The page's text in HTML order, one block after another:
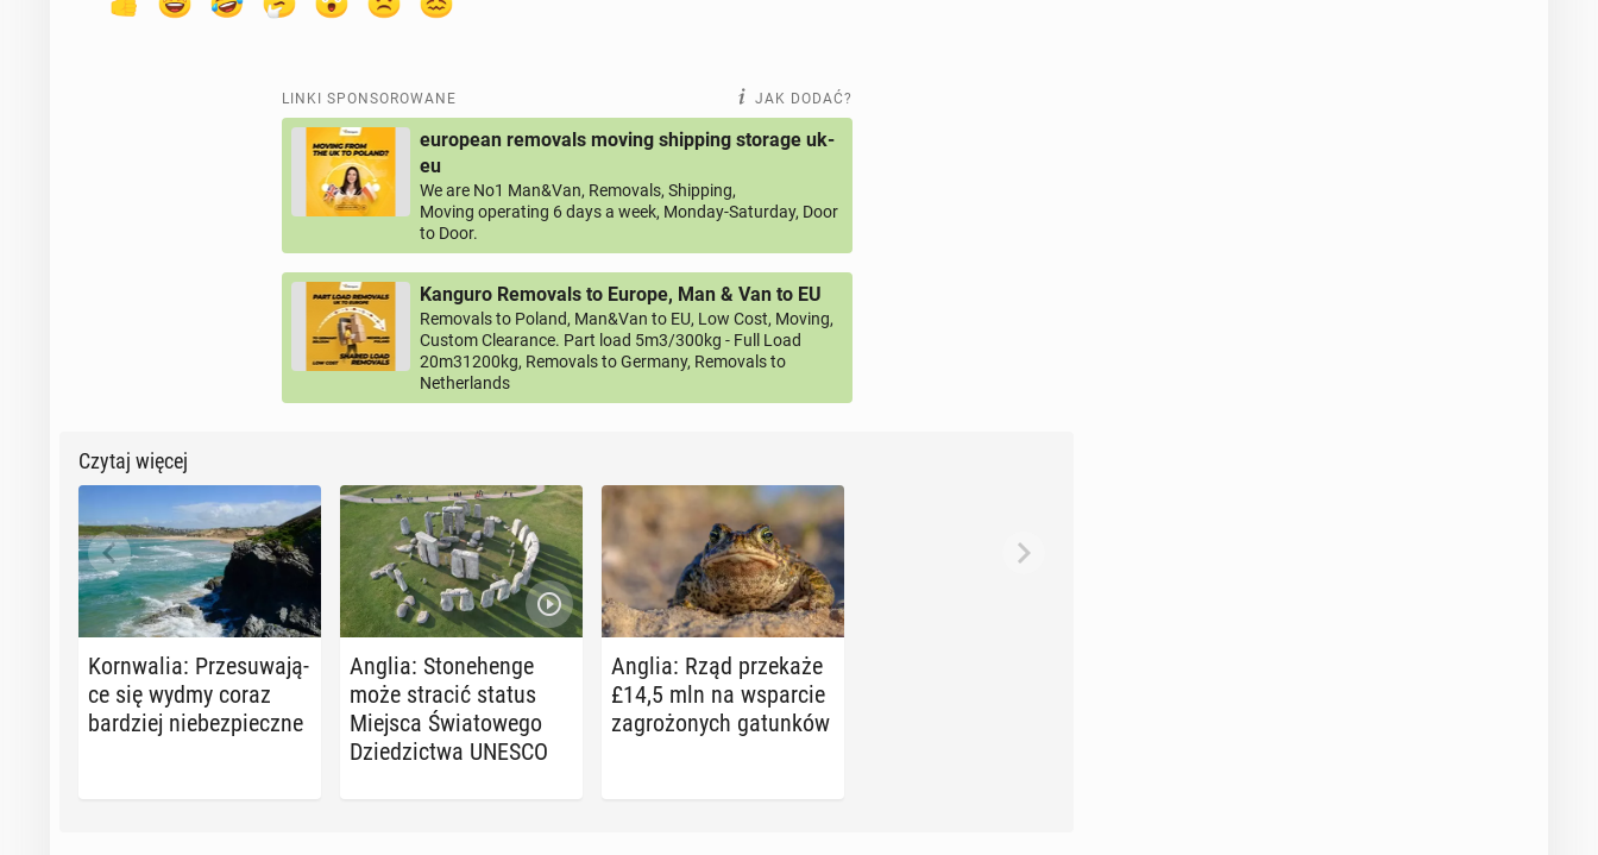
LINKI SPONSOROWANE JAK DODAĆ?
european removals moving shipping storage uk-
eu
We are No1 Man&Van, Removals, Shipping,
Moving operating 6 days a week, Monday-Saturday, Door
to Door.
Kanguro Removals to Europe, Man & Van to EU
Removals to Poland, Man&Van to EU, Low Cost, Moving,
Custom Clearance. Part load 5m3/300kg - Full Load
20m31200kg, Removals to Germany, Removals to
Netherlands
Czytaj więcej
Korn­wa­lia: Prze­su­wa­ją­
ce się wydmy coraz
bar­dziej nie­bez­piecz­ne
Anglia: Sto­ne­hen­ge
może stracić status
Miejsca Świa­to­we­go
Dzie­dzic­twa UNESCO
Anglia: Rząd prze­ka­że
£14,5 mln na wspar­cie
za­gro­żo­nych ga­tun­ków